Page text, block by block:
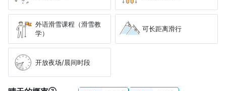
外语滑雪课程（滑雪教
学）
可长距离滑行
开放夜场/晨间时段